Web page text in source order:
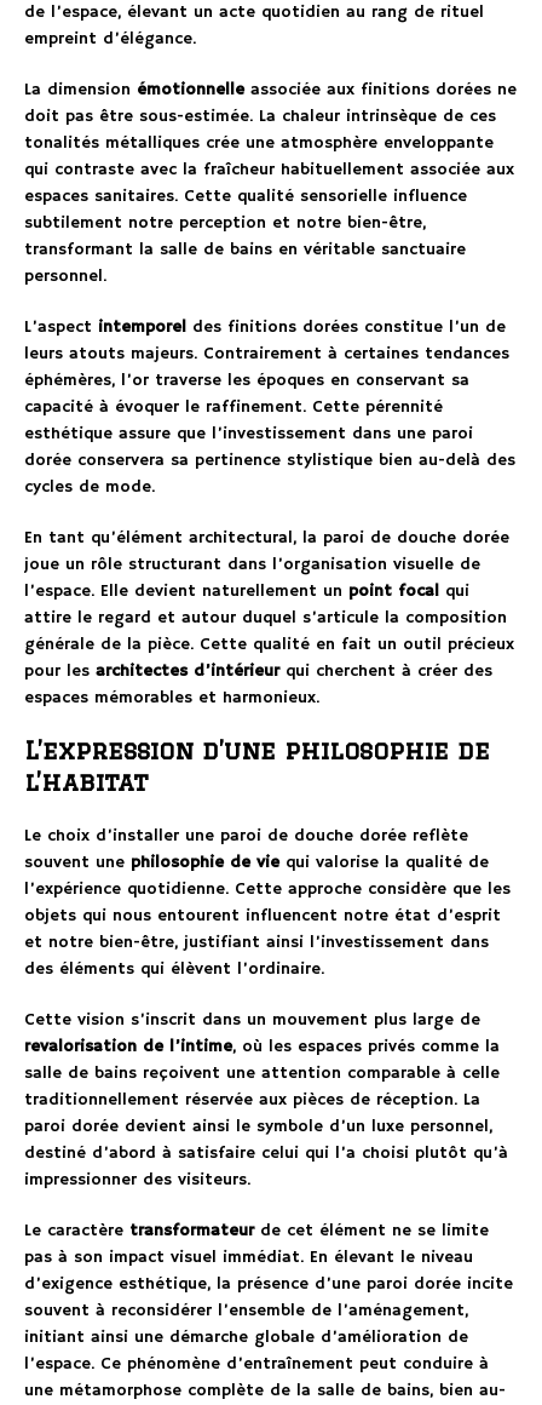
de l’espace, élevant un acte quotidien au rang de rituel
empreint d’élégance.
La dimension émotionnelleassociée aux finitions dorées ne
doit pas être sous-estimée. La chaleur intrinsèque de ces
tonalités métalliques crée une atmosphère enveloppante
qui contraste avec la fraîcheur habituellement associée aux
espaces sanitaires. Cette qualité sensorielle influence
subtilement notre perception et notre bien-être,
transformant la salle de bains en véritable sanctuaire
personnel.
L’aspect intemporel des finitions dorées constitue l’un de
leurs atouts majeurs. Contrairement à certaines tendances
éphémères, l’or traverse les époques en conservant sa
capacité à évoquer le raffinement. Cette pérennité
esthétique assure que l’investissement dans une paroi
dorée conservera sa pertinence stylistique bien au-delà des
cycles de mode.
En tant qu’élément architectural, la paroi de douche dorée
joue un rôle structurant dans l’organisation visuelle de
l’espace. Elle devient naturellement un point focal qui
attire le regard et autour duquel s’articule la composition
générale de la pièce. Cette qualité en fait un outil précieux
pour les architectes d’intérieurqui cherchent à créer des
espaces mémorables et harmonieux.
L’expression d’une philosophie de
l’habitat
Le choix d’installer une paroi de douche dorée reflète
souvent une philosophie de viequi valorise la qualité de
l’expérience quotidienne. Cette approche considère que les
objets qui nous entourent influencent notre état d’esprit
et notre bien-être, justifiant ainsi l’investissement dans
des éléments qui élèvent l’ordinaire.
Cette vision s’inscrit dans un mouvement plus large de
revalorisation de l’intime, où les espaces privés comme la
salle de bains reçoivent une attention comparable à celle
traditionnellement réservée aux pièces de réception. La
paroi dorée devient ainsi le symbole d’un luxe personnel,
destiné d’abord à satisfaire celui qui l’a choisi plutôt qu’à
impressionner des visiteurs.
Le caractère transformateurde cet élément ne se limite
pas à son impact visuel immédiat. En élevant le niveau
d’exigence esthétique, la présence d’une paroi dorée incite
souvent à reconsidérer l’ensemble de l’aménagement,
initiant ainsi une démarche globale d’amélioration de
l’espace. Ce phénomène d’entraînement peut conduire à
une métamorphose complète de la salle de bains, bien au-